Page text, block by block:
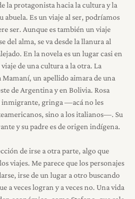
la protagonista hacia la cultura y la
abuela. Es un viaje al ser, podríamos
ser. Aunque es también un viaje
del alma, se va desde la llanura al
En la novela es un lugar casi en
de una cultura a la otra. La
Mamaní, un apellido aimara de una
de Argentina y en Bolivia. Rosa
inmigrante, gringa —acá no les
sino a los italianos—. Su
y su padre es de origen indígena.
de irse a otra parte, algo que
viajes. Me parece que los personajes
irse de un lugar a otro buscando
a veces logran y a veces no. Una vida